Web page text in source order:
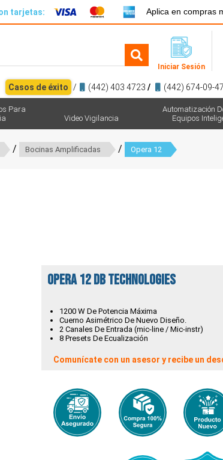
tarjetas: Aplica en compras
Iniciar Sesión
Casos de éxito / (442) 403 4723 / (442) 674-09-47
Para
Video Vigilancia
Automatización
Equipos
/ Bocinas Amplificadas / Opera 12
Opera 12 DB TECHNOLOGIES
1200 W De Potencia Máxima
Cuerno Asimétrico De Nuevo Diseño.
2 Canales De Entrada (mic-line / Mic-instr)
8 Presets De Ecualización
Comunícate con un asesor y recibe un